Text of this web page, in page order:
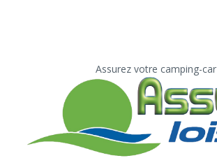
Assurez votre camping-car